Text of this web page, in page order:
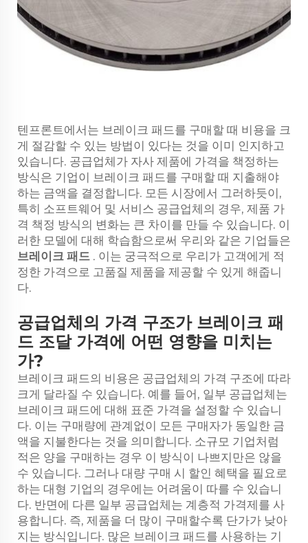
텐프론트에서는 브레이크 패드를 구매할 때 비용을 크
게 절감할 수 있는 방법이 있다는 것을 이미 인지하고
있습니다. 공급업체가 자사 제품에 가격을 책정하는
방식은 기업이 브레이크 패드를 구매할 때 지출해야
하는 금액을 결정합니다. 모든 시장에서 그러하듯이,
특히 소프트웨어 및 서비스 공급업체의 경우, 제품 가
격 책정 방식의 변화는 큰 차이를 만들 수 있습니다. 이
러한 모델에 대해 학습함으로써 우리와 같은 기업들은
브레이크 패드 . 이는 궁극적으로 우리가 고객에게 적
정한 가격으로 고품질 제품을 제공할 수 있게 해줍니
다.
공급업체의 가격 구조가 브레이크 패
드 조달 가격에 어떤 영향을 미치는
가?
브레이크 패드의 비용은 공급업체의 가격 구조에 따라
크게 달라질 수 있습니다. 예를 들어, 일부 공급업체는
브레이크 패드에 대해 표준 가격을 설정할 수 있습니
다. 이는 구매량에 관계없이 모든 구매자가 동일한 금
액을 지불한다는 것을 의미합니다. 소규모 기업처럼
적은 양을 구매하는 경우 이 방식이 나쁘지만은 않을
수 있습니다. 그러나 대량 구매 시 할인 혜택을 필요로
하는 대형 기업의 경우에는 어려움이 따를 수 있습니
다. 반면에 다른 일부 공급업체는 계층적 가격제를 사
용합니다. 즉, 제품을 더 많이 구매할수록 단가가 낮아
지는 방식입니다. 많은 브레이크 패드를 사용하는 기